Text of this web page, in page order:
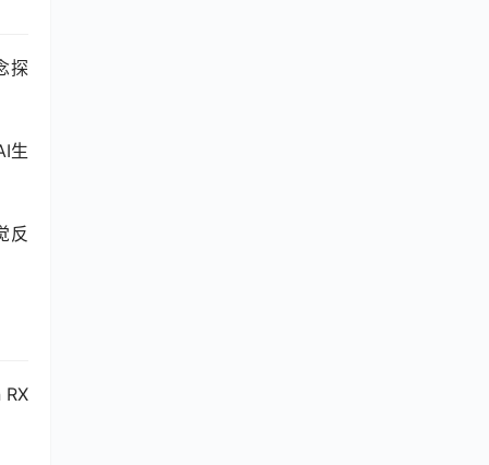
探
生
反